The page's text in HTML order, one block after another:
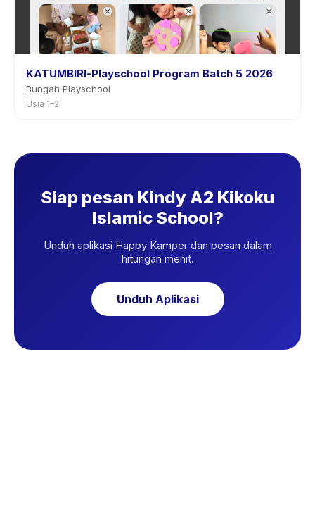
KATUMBIRI-Playschool Program Batch 5 2026
Bungah Playschool
Usia 1–2
Siap pesan Kindy A2 Kikoku
Islamic School?
Unduh aplikasi Happy Kamper dan pesan dalam
hitungan menit.
Unduh Aplikasi